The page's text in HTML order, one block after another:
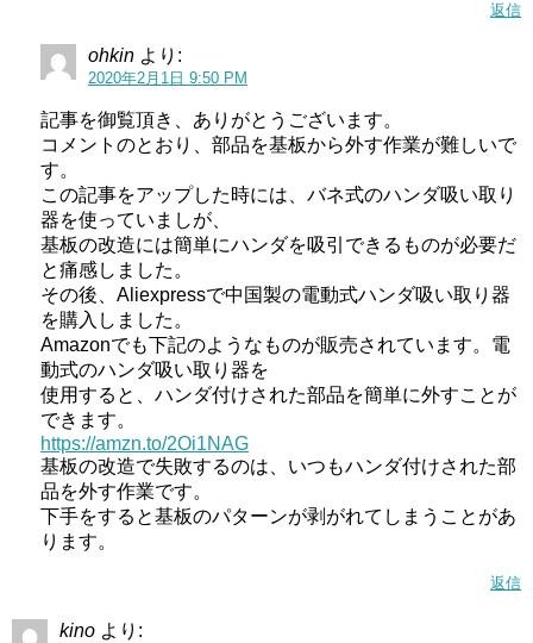
返信
ohkin より:
2020年2月1日 9:50 PM
記事を御覧頂き、ありがとうございます。
コメントのとおり、部品を基板から外す作業が難しいで
す。
この記事をアップした時には、バネ式のハンダ吸い取り
器を使っていましが、
基板の改造には簡単にハンダを吸引できるものが必要だ
と痛感しました。
その後、Aliexpressで中国製の電動式ハンダ吸い取り器
を購入しました。
Amazonでも下記のようなものが販売されています。電
動式のハンダ吸い取り器を
使用すると、ハンダ付けされた部品を簡単に外すことが
できます。
https://amzn.to/2Oi1NAG
基板の改造で失敗するのは、いつもハンダ付けされた部
品を外す作業です。
下手をすると基板のパターンが剥がれてしまうことがあ
ります。
返信
kino より: